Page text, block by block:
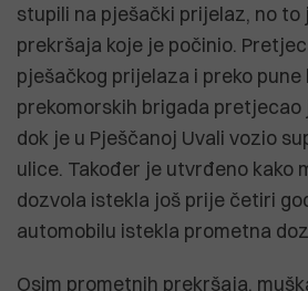
stupili na pješački prijelaz, no to
prekršaja koje je počinio.
pješačkog prijelaza i preko pune
prekomorskih brigada pretjecao
dok je u Pješčanoj Uvali vozio
ulice. Također je utvrđeno kako
dozvola istekla još prije četiri
automobilu istekla prometna
Osim prometnih prekršaja,